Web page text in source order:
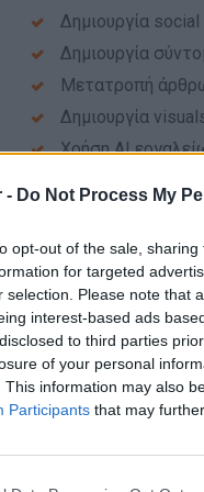
- Do Not Process My
opt-out of the sale,
for targeted
selection. Please note that
interest-based ads
to third parties
of your personal
This information may also
Participants that may
Δημιουργία
Δημιουργία
Μετατροπή
Δημιουργία
Χρήση AI
Απαραίτητα
Πολύ καλή γνώση
Άνεση στη γραφή
Καλή γνώση
Εξοικείωση με